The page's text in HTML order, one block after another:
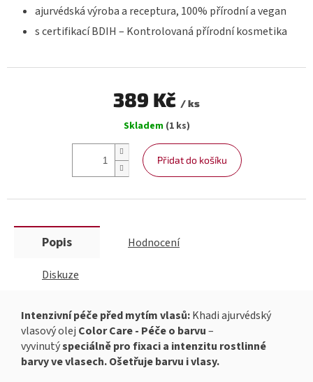
ajurvédská výroba a receptura, 100% přírodní a vegan
s certifikací BDIH – Kontrolovaná přírodní kosmetika
389 Kč / ks
cena:
Skladem (1 ks)
Přidat do košíku
Popis Hodnocení
Diskuze
Intenzivní péče před mytím vlasů:Khadi ajurvédský
vlasový olej Color Care - Péče o barvu–
vyvinutýspeciálně pro fixaci a intenzitu rostlinné
barvy ve vlasech. Ošetřuje barvu i vlasy.